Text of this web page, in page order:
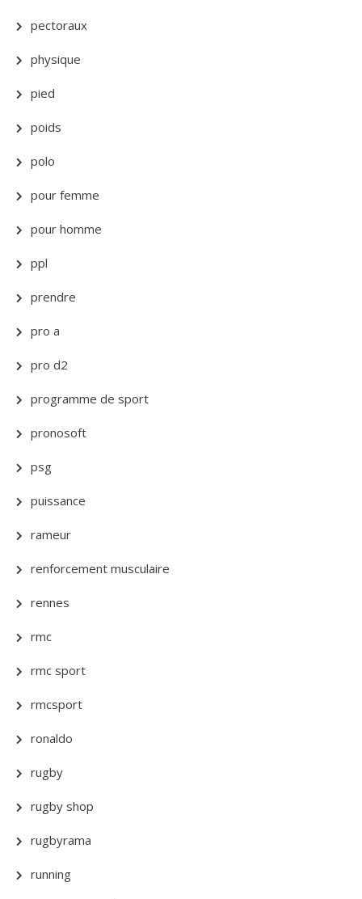
pectoraux
physique
pied
poids
polo
pour femme
pour homme
ppl
prendre
pro a
pro d2
programme de sport
pronosoft
psg
puissance
rameur
renforcement musculaire
rennes
rmc
rmc sport
rmcsport
ronaldo
rugby
rugby shop
rugbyrama
running